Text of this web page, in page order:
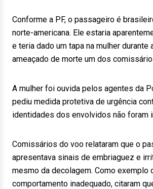
Conforme a PF, o passageiro é
norte-americana. Ele estaria
e teria dado um tapa na mulher durante
ameaçado de morte um dos
A mulher foi ouvida pelos agentes da
pediu medida protetiva de urgência
identidades dos envolvidos não foram
Comissários do voo relataram que o
apresentava sinais de embriaguez e
mesmo da decolagem. Como exemplo
comportamento inadequado, citaram